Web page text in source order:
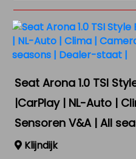
Seat Arona 1.0 TSI
|CarPlay | NL-Auto |
Sensoren V&A | All
Klijndijk